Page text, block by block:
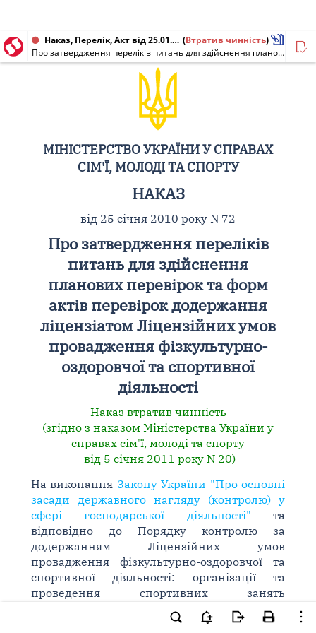
Наказ, Перелік, Акт від 25.01.2010 № 72 (Втратив чинність)
Про затвердження переліків питань для здійснення планових перевірок та форм актів перевірок додержання ліцензіатом Ліцензійних умов провадження фізкультурно-оздоровчої та спортивної діяльності
МІНІСТЕРСТВО УКРАЇНИ У СПРАВАХ
СІМ'Ї, МОЛОДІ ТА СПОРТУ
НАКАЗ
від 25 січня 2010 року N 72
Про затвердження переліків
питань для здійснення
планових перевірок та форм
актів перевірок додержання
ліцензіатом Ліцензійних умов
провадження фізкультурно-
оздоровчої та спортивної
діяльності
Наказ втратив чинність
(згідно з наказом Міністерства України у
справах сім'ї, молоді та спорту
від 5 січня 2011 року N 20)
На виконання Закону України "Про основні
засади державного нагляду (контролю) у
сфері господарської діяльності" та
відповідно до Порядку контролю за
додержанням Ліцензійних умов
провадження фізкультурно-оздоровчої та
спортивної діяльності: організації та
проведення спортивних занять
професіоналів та любителів спорту;
діяльності з підготовки спортсменів до